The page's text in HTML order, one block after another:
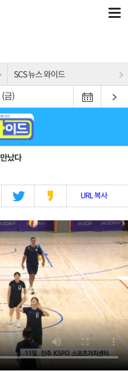
SCS 뉴스 와이드
금)
났다
URL 복사